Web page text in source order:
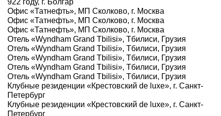
922 году, г. Болгар
Офис «Татнефть», МП Сколково, г. Москва
Офис «Татнефть», МП Сколково, г. Москва
Офис «Татнефть», МП Сколково, г. Москва
Отель «Wyndham Grand Tbilisi», Тбилиси, Грузия
Отель «Wyndham Grand Tbilisi», Тбилиси, Грузия
Отель «Wyndham Grand Tbilisi», Тбилиси, Грузия
Отель «Wyndham Grand Tbilisi», Тбилиси, Грузия
Отель «Wyndham Grand Tbilisi», Тбилиси, Грузия
Клубные резиденции «Крестовский de luxe», г. Санкт-
Петербург
Клубные резиденции «Крестовский de luxe», г. Санкт-
Петербург